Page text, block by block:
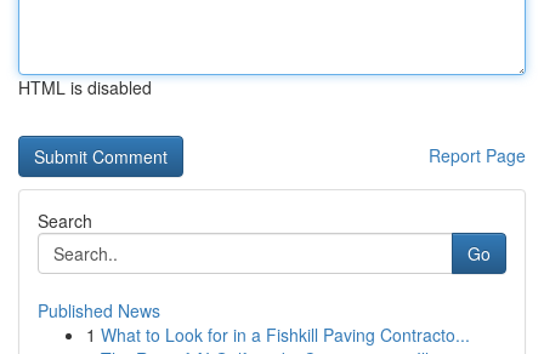
HTML is disabled
Report Page
Search
Go
Published News
1 What to Look for in a Fishkill Paving Contracto...